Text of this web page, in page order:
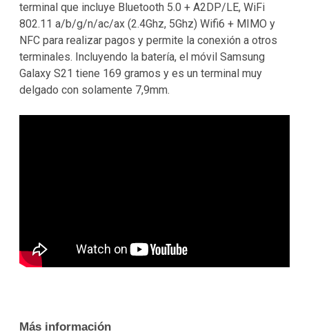
terminal que incluye Bluetooth 5.0 + A2DP/LE, WiFi
802.11 a/b/g/n/ac/ax (2.4Ghz, 5Ghz) Wifi6 + MIMO y
NFC para realizar pagos y permite la conexión a otros
terminales. Incluyendo la batería, el móvil Samsung
Galaxy S21 tiene 169 gramos y es un terminal muy
delgado con solamente 7,9mm.
Más información